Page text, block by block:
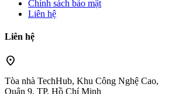
Chính sách bảo mật
Liên hệ
Liên hệ
location_on
Tòa nhà TechHub, Khu Công Nghệ Cao,
Quận 9, TP. Hồ Chí Minh